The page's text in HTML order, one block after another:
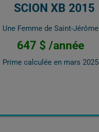
SCION XB 2015
Une Femme de Saint-Jérôme
647 $ /année
Prime calculée en mars 2025